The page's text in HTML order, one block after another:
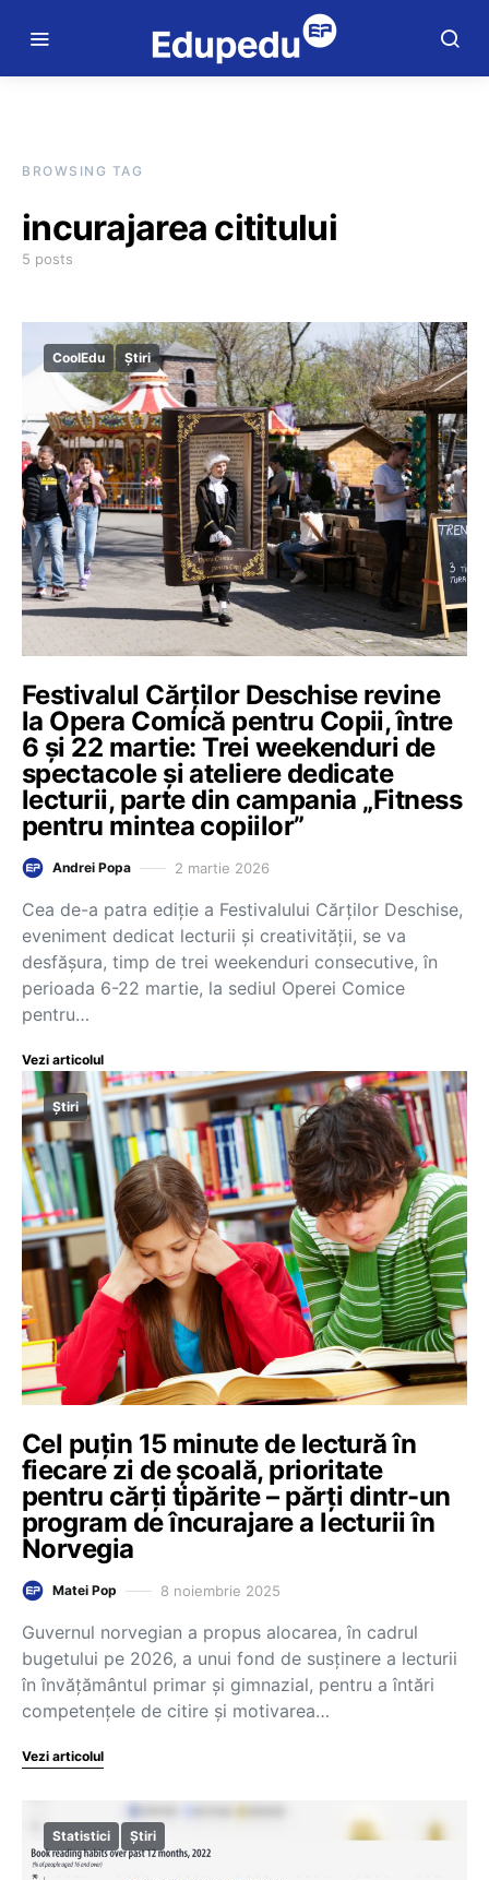
BROWSING TAG
incurajarea cititului
5 posts
CoolEdu Știri
Festivalul Cărților Deschise revine
la Opera Comică pentru Copii, între
6 și 22 martie: Trei weekenduri de
spectacole și ateliere dedicate
lecturii, parte din campania „Fitness
pentru mintea copiilor”
Andrei Popa 2 martie 2026
Cea de-a patra ediție a Festivalului Cărților Deschise,
eveniment dedicat lecturii și creativității, se va
desfășura, timp de trei weekenduri consecutive, în
perioada 6-22 martie, la sediul Operei Comice
pentru…
Vezi articolul
Știri
Cel puțin 15 minute de lectură în
fiecare zi de școală, prioritate
pentru cărți tipărite – părți dintr-un
program de încurajare a lecturii în
Norvegia
Matei Pop 8 noiembrie 2025
Guvernul norvegian a propus alocarea, în cadrul
bugetului pe 2026, a unui fond de susținere a lecturii
în învățământul primar și gimnazial, pentru a întări
competențele de citire și motivarea…
Vezi articolul
Statistici Știri